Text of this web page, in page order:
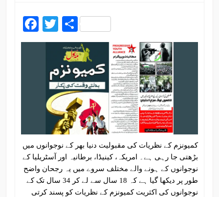
Facebook
Twitter
Share
کمیونزم کے نظریات کی مقبولیت دنیا بھر کے نوجوانوں میں
بڑھتی جا رہی ہے۔ امریکہ، کینیڈا، برطانیہ اور آسٹریلیا کے
نوجوانوں کے ہونے والے مختلف سروے میں یہ رجحان واضح
طور پر دیکھا گیا ہے کہ 18 سال سے لے کر 34 سال تک کے
نوجوانوں کی اکثریت کمیونزم کے نظریات کو پسند کرتی